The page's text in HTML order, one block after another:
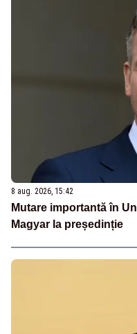
8 aug. 2026, 15:42
Mutare importantă în
Magyar la președinție